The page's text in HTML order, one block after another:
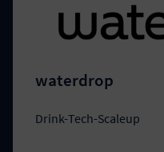
waterdrop
Drink-Tech-Scaleup